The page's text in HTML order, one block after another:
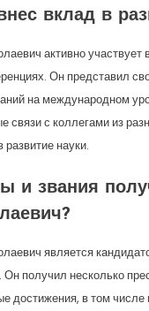
вклад в
активно участвует
Он представил
на международном
связи с коллегами из
науки.
и звания
является
Он получил несколько
достижения, в том